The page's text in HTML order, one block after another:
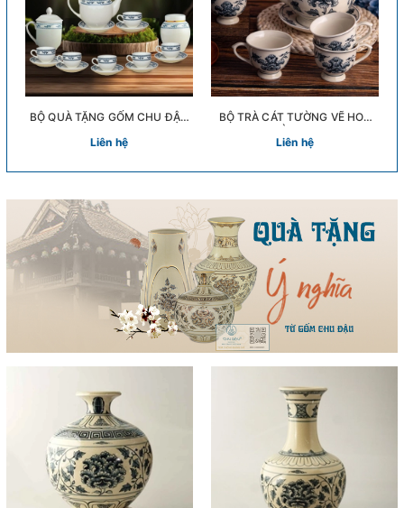
BỘ QUÀ TẶNG GỐM CHU ĐẬU
Liên hệ
BỘ TRÀ CÁT TƯỜNG VẼ HOA
PHÙ DUNG
Liên hệ